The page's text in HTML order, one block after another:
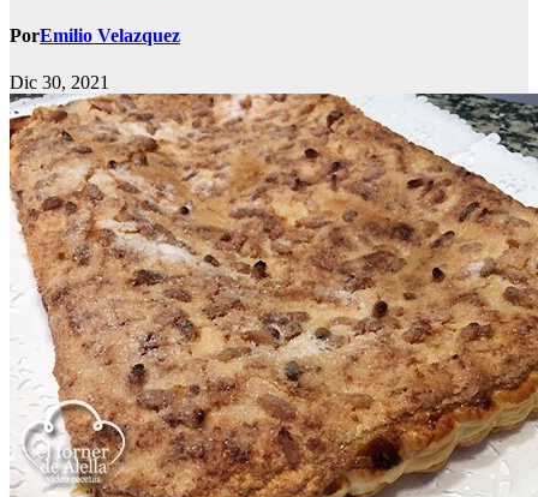
PorEmilio Velazquez
Dic 30, 2021